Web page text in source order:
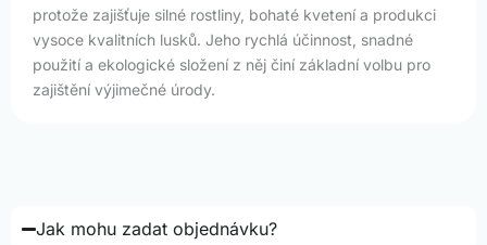
protože zajišťuje silné rostliny, bohaté kvetení a produkci
vysoce kvalitních lusků. Jeho rychlá účinnost, snadné
použití a ekologické složení z něj činí základní volbu pro
zajištění výjimečné úrody.
Jak mohu zadat objednávku?